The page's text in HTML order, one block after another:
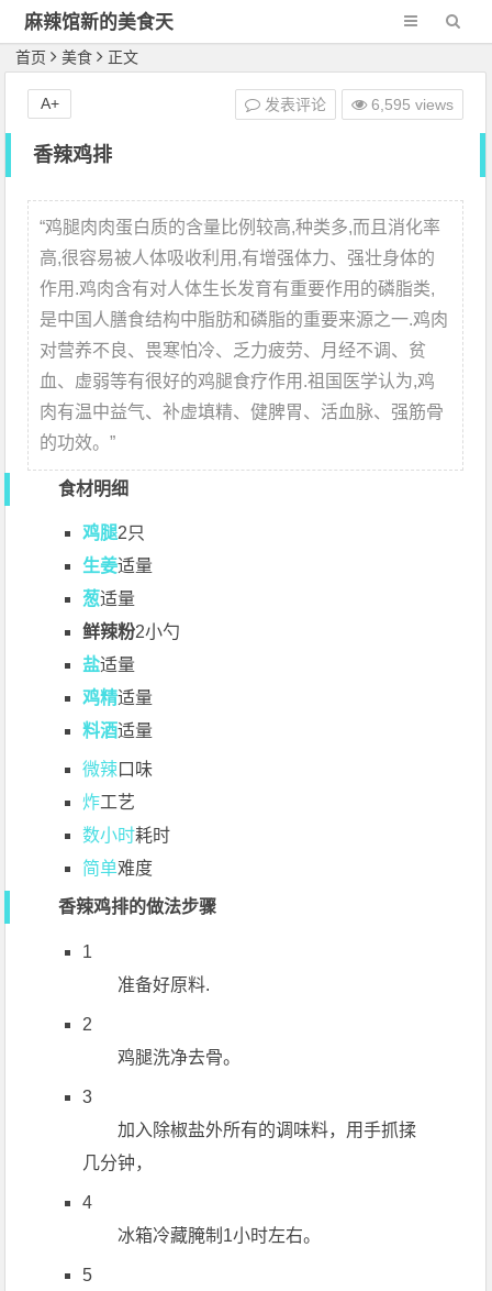
麻辣馆新的美食天
地
首页 美食 正文
香辣鸡排
“鸡腿肉肉蛋白质的含量比例较高,种类多,而且消化率
高,很容易被人体吸收利用,有增强体力、强壮身体的
作用.鸡肉含有对人体生长发育有重要作用的磷脂类,
是中国人膳食结构中脂肪和磷脂的重要来源之一.鸡肉
对营养不良、畏寒怕冷、乏力疲劳、月经不调、贫
血、虚弱等有很好的鸡腿食疗作用.祖国医学认为,鸡
肉有温中益气、补虚填精、健脾胃、活血脉、强筋骨
的功效。”
食材明细
鸡腿2只
生姜适量
葱适量
鲜辣粉2小勺
盐适量
鸡精适量
料酒适量
微辣口味
炸工艺
数小时耗时
简单难度
香辣鸡排的做法步骤
1
准备好原料.
2
鸡腿洗净去骨。
3
加入除椒盐外所有的调味料，用手抓揉
几分钟，
4
冰箱冷藏腌制1小时左右。
5
发表评论 6,595 views
A+